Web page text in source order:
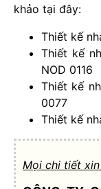
khảo tại đây:
Thiết kế
Thiết kế
NOD 0116
Thiết kế
0077
Thiết kế
Mọi chi tiết